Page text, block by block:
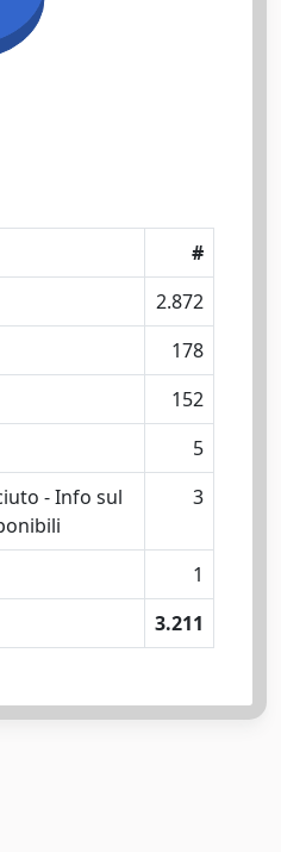
#
2.872
178
152
5
- Info sul
3
1
3.211